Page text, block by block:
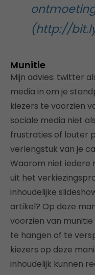
(http://
Munitie
Mijn advies: twitter
media in om je
kiezers te voorzien
sociale media niet
frustraties of louter
verlengstuk van je
Waarom niet iedere
uit het
inhoudelijke
artikel? Op deze
voorzien van
te hangen of te
kiezers op deze
inhoudelijk kunnen